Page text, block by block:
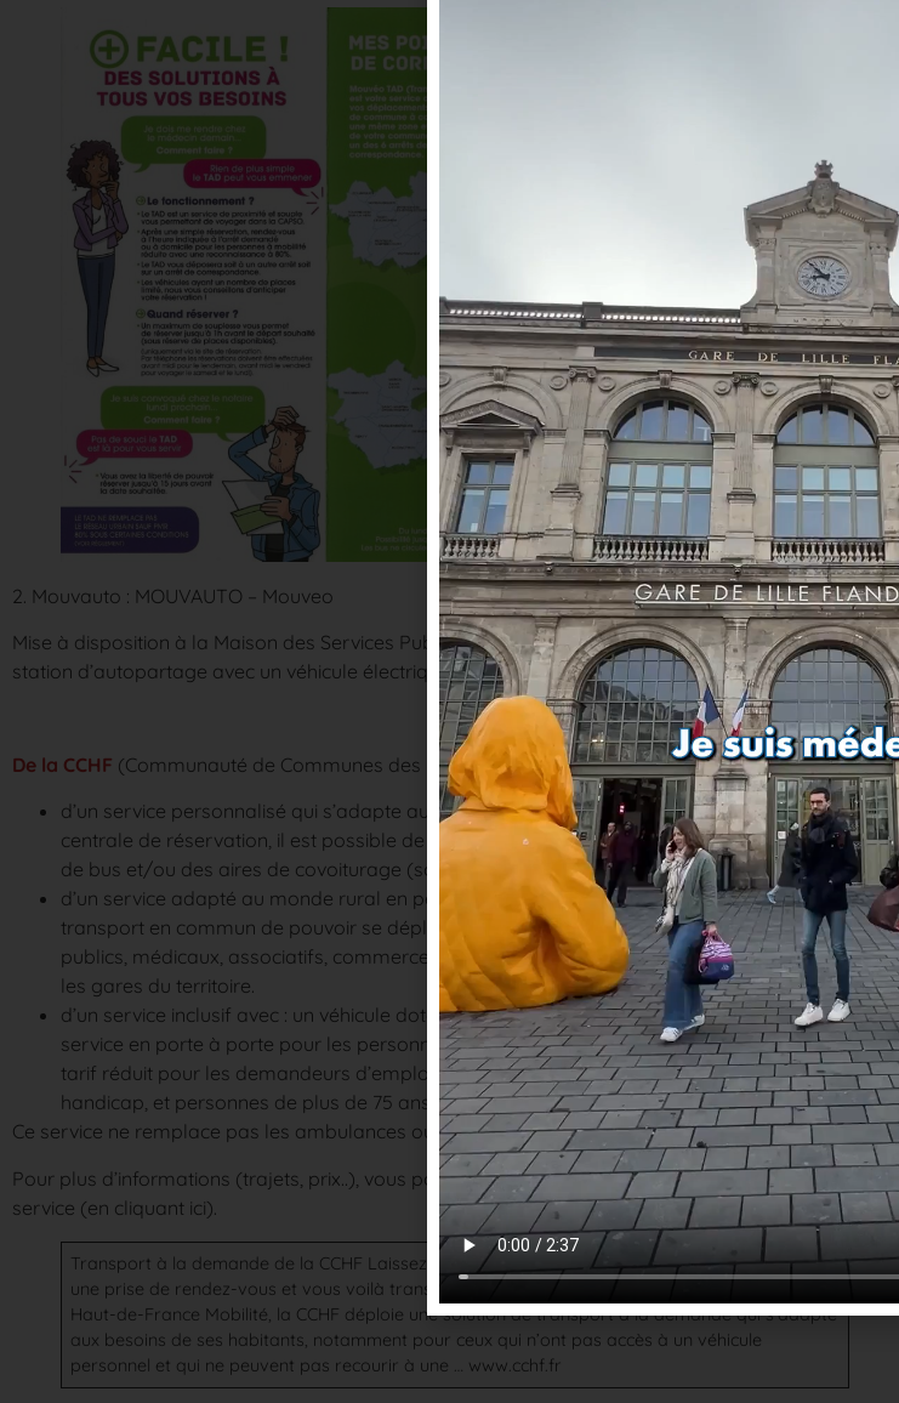
2. Mouvauto : MOUVAUTO – Mouveo
Mise à disposition à la Maison des Services Publics – 23 rue Jonnart à Fauquembergues – une
station d’autopartage avec un véhicule électrique en partenariat avec l’opérateur Clem’
De la CCHF (Communauté de Communes des Hauts de Flandre). Il s’agit :
d’un service personnalisé qui s’adapte aux besoins des habitants : après un simple appel à la
centrale de réservation, il est possible de se déplacer au sein de la CCHF au départ des arrêts
de bus et/ou des aires de covoiturage (soit 165 arrêts) et en dehors (gare et lieu de santé).
d’un service adapté au monde rural en permettant à des personnes éloignées des offres de
transport en commun de pouvoir se déplacer pour leur donner accès à tous les services :
publics, médicaux, associatifs, commerces, mais également de pouvoir assurer la liaison avec
les gares du territoire.
d’un service inclusif avec : un véhicule doté d’un accès à personne à mobilité réduite, un
service en porte à porte pour les personnes de plus de 75 ans ou en situation de handicap, un
tarif réduit pour les demandeurs d’emploi, bénéficiaires du RSA, en formation, en situation de
handicap, et personnes de plus de 75 ans.
Ce service ne remplace pas les ambulances ou VSL mais intervient en complémentarité.
Pour plus d’informations (trajets, prix..), vous pouvez consulter le site internet de laCCHF
dédié à ce
service (en cliquant ici).
Transport à la demande de la CCHF Laissez-vous transporter… à la demande !Un coup de fil,
une prise de rendez-vous et vous voilà transporté d’un point à un autre !En partenariat avec
Haut-de-France Mobilité, la CCHF déploie une solution de transport à la demande qui s’adapte
aux besoins de ses habitants, notamment pour ceux qui n’ont pas accès à un véhicule
personnel et qui ne peuvent pas recourir à une … www.cchf.fr